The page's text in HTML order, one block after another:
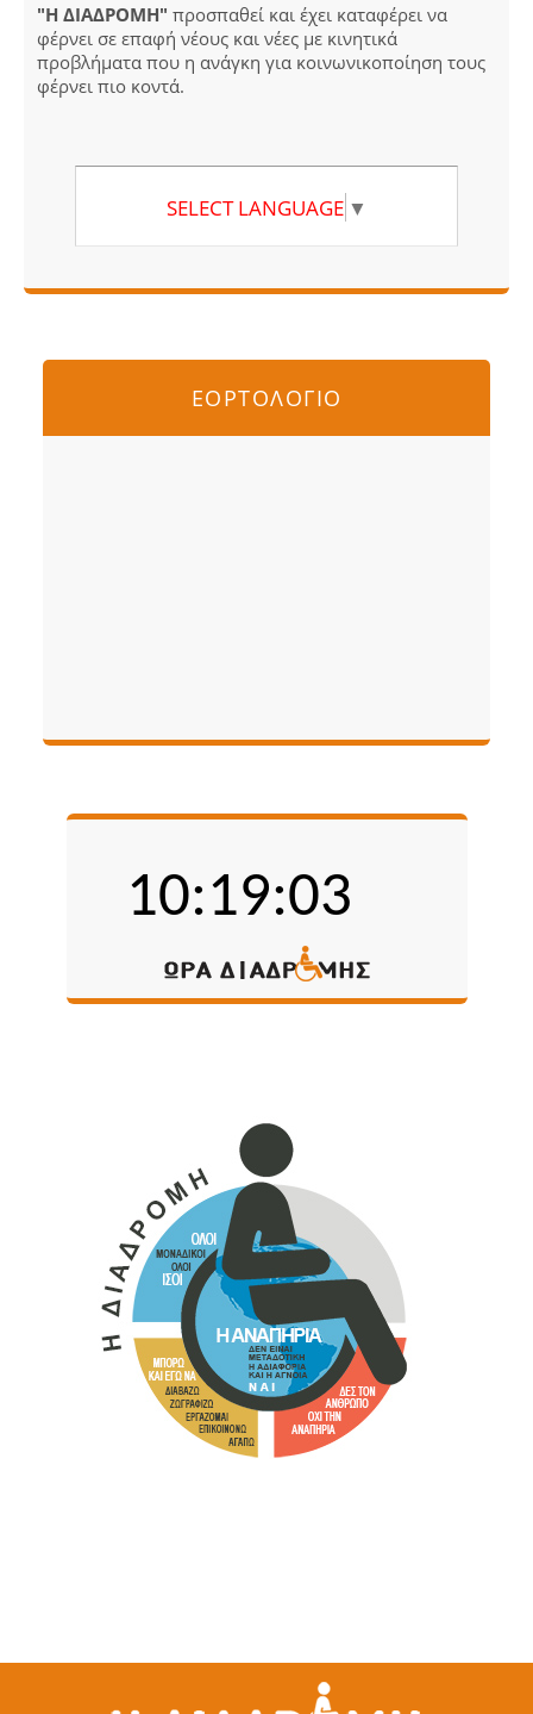
"Η ΔΙΑΔΡΟΜΗ" προσπαθεί και έχει καταφέρει να
φέρνει σε επαφή νέους και νέες με κινητικά
προβλήματα που η ανάγκη για κοινωνικοποίηση τους
φέρνει πιο κοντά.
SELECT LANGUAGE ▼
ΕΟΡΤΟΛΟΓΙΟ